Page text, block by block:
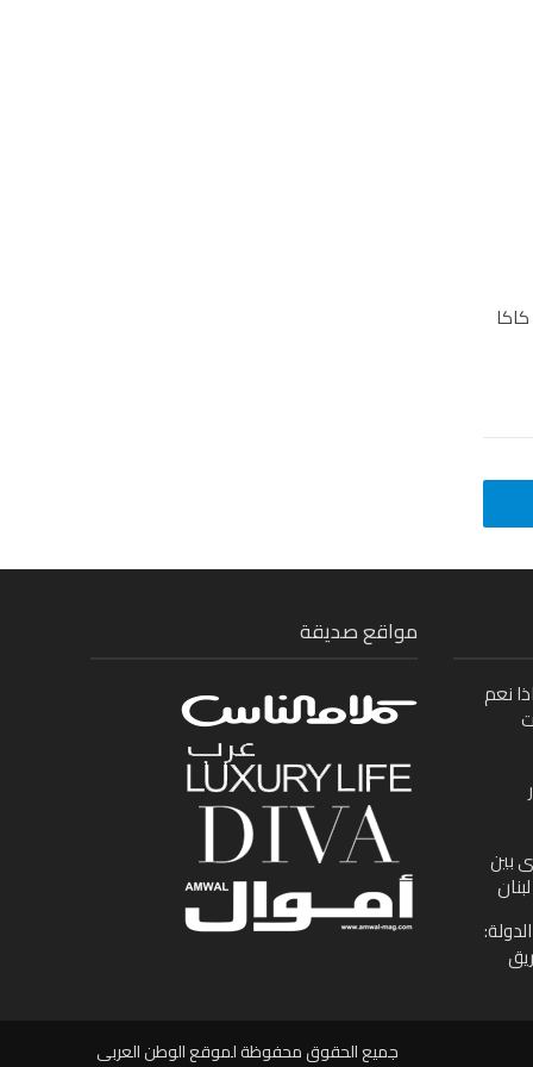
مواقع صديقة
نعم
بين
جميع الحقوق محفوظة لموقع الوطن العربى